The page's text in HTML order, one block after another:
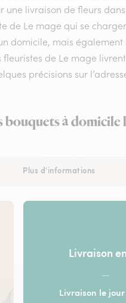
une livraison de fleurs
de Le mage qui se
domicile, mais
de Le mage
précisions sur
à
Plus d'informations
Livraison
—
Livraison le